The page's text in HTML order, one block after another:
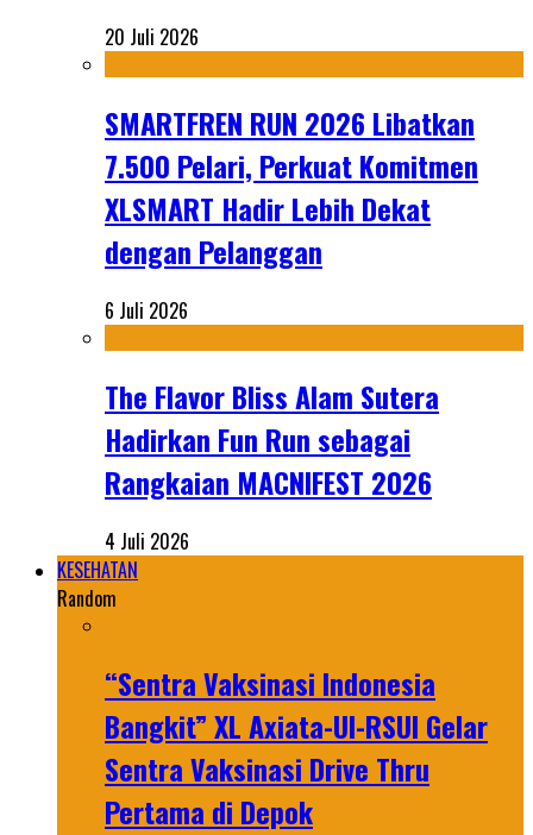
20 Juli 2026
SMARTFREN RUN 2026 Libatkan
7.500 Pelari, Perkuat Komitmen
XLSMART Hadir Lebih Dekat
dengan Pelanggan
6 Juli 2026
The Flavor Bliss Alam Sutera
Hadirkan Fun Run sebagai
Rangkaian MACNIFEST 2026
4 Juli 2026
KESEHATAN
Random
“Sentra Vaksinasi Indonesia
Bangkit” XL Axiata-UI-RSUI Gelar
Sentra Vaksinasi Drive Thru
Pertama di Depok